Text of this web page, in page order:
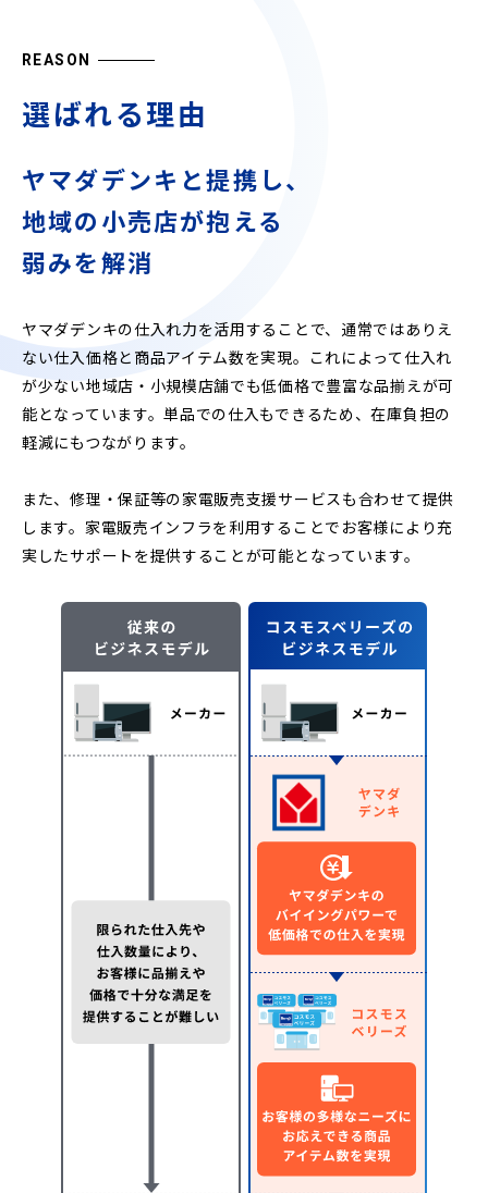
REASON
選ばれる理由
ヤマダデンキと提携し、
地域の小売店が抱える
弱みを解消
ヤマダデンキの仕入れ力を活用することで、通常ではありえ
ない仕入価格と商品アイテム数を実現。これによって仕入れ
が少ない地域店・小規模店舗でも低価格で豊富な品揃えが可
能となっています。単品での仕入もできるため、在庫負担の
軽減にもつながります。
また、修理・保証等の家電販売支援サービスも合わせて提供
します。家電販売インフラを利用することでお客様により充
実したサポートを提供することが可能となっています。